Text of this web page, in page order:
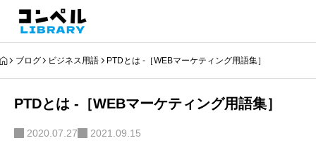
ブログ ビジネス用語 PTDとは -［WEBマーケティング用語集］
PTDとは -［WEBマーケティング用語集］
2020.07.27 2021.09.15